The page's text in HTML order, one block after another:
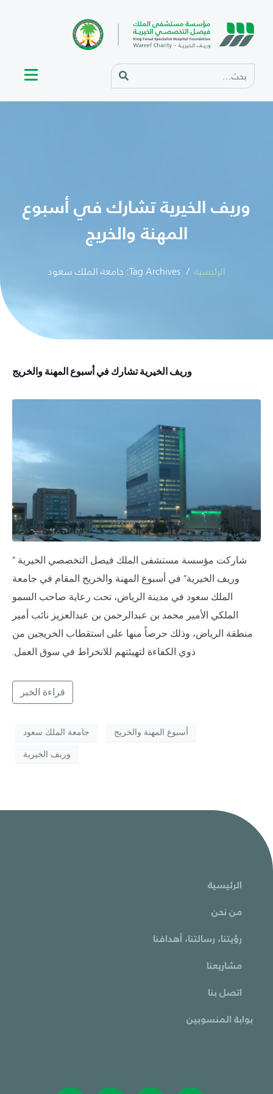
وريف الخيرية تشارك في أسبوع
المهنة والخريج
الرئيسية Tag Archives: جامعة الملك سعود
وريف الخيرية تشارك في أسبوع المهنة والخريج
شاركت مؤسسة مستشفى الملك فيصل التخصصي الخيرية ”
وريف الخيرية” في أسبوع المهنة والخريج المقام في جامعة
الملك سعود في مدينة الرياض، تحت رعاية صاحب السمو
الملكي الأمير محمد بن عبدالرحمن بن عبدالعزيز نائب أمير
منطقة الرياض، وذلك حرصاً منها على استقطاب الخريجين من
ذوي الكفاءة لتهيئتهم للانخراط في سوق العمل.
قراءة الخبر
أسبوع المهنة والخريج
جامعة الملك سعود
وريف الخيرية
الرئيسية
من نحن
رؤيتنا، رسالتنا، أهدافنا
مشاريعنا
اتصل بنا
بوابة المنسوبين